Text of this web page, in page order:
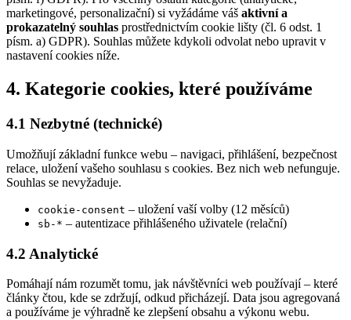
marketingové, personalizační) si vyžádáme váš aktivní a
prokazatelný souhlas prostřednictvím cookie lišty (čl. 6 odst. 1
písm. a) GDPR). Souhlas můžete kdykoli odvolat nebo upravit v
nastavení cookies níže.
4. Kategorie cookies, které používáme
4.1 Nezbytné (technické)
Umožňují základní funkce webu – navigaci, přihlášení, bezpečnost
relace, uložení vašeho souhlasu s cookies. Bez nich web nefunguje.
Souhlas se nevyžaduje.
cookie-consent – uložení vaší volby (12 měsíců)
sb-* – autentizace přihlášeného uživatele (relační)
4.2 Analytické
Pomáhají nám rozumět tomu, jak návštěvníci web používají – které
články čtou, kde se zdržují, odkud přicházejí. Data jsou agregovaná
a používáme je výhradně ke zlepšení obsahu a výkonu webu.